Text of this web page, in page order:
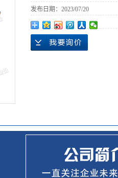
发布日期： 2023/07/20